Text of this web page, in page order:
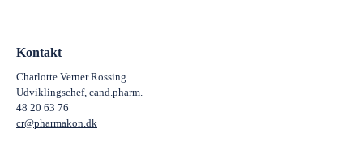
Kontakt
Charlotte Verner Rossing
Udviklingschef, cand.pharm.
48 20 63 76
cr@pharmakon.dk